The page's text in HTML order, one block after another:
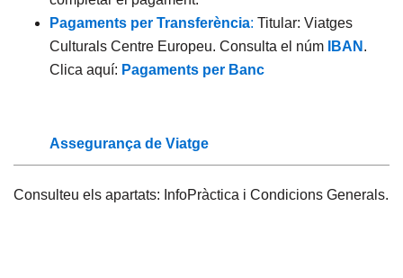
Pagaments per Transferència: Titular: Viatges
Culturals Centre Europeu. Consulta el núm
IBAN .
Clica aquí: Pagaments per Banc
Assegurança de Viatge
Consulteu els apartats: InfoPràctica i Condicions Generals.